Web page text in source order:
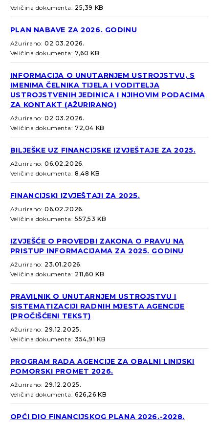
Veličina dokumenta: 25,39 KB
PLAN NABAVE ZA 2026. GODINU
Ažurirano:02.03.2026.
Veličina dokumenta:7,60 KB
INFORMACIJA O UNUTARNJEM USTROJSTVU, S
IMENIMA ČELNIKA TIJELA I VODITELJA
USTROJSTVENIH JEDINICA I NJIHOVIM PODACIMA
ZA KONTAKT (AŽURIRANO)
Ažurirano:02.03.2026.
Veličina dokumenta:72,04 KB
BILJEŠKE UZ FINANCIJSKE IZVJEŠTAJE ZA 2025.
Ažurirano:06.02.2026.
Veličina dokumenta:8,48 KB
FINANCIJSKI IZVJEŠTAJI ZA 2025.
Ažurirano:06.02.2026.
Veličina dokumenta:557,53 KB
IZVJEŠĆE O PROVEDBI ZAKONA O PRAVU NA
PRISTUP INFORMACIJAMA ZA 2025. GODINU
Ažurirano: 23.01.2026.
Veličina dokumenta: 211,60 KB
PRAVILNIK O UNUTARNJEM USTROJSTVU I
SISTEMATIZACIJI RADNIH MJESTA AGENCIJE
(PROČIŠĆENI TEKST)
Ažurirano: 29.12.2025.
Veličina dokumenta:354,91 KB
PROGRAM RADA AGENCIJE ZA OBALNI LINIJSKI
POMORSKI PROMET 2026.
Ažurirano: 29.12.2025.
Veličina dokumenta:626,26 KB
OPĆI DIO FINANCIJSKOG PLANA 2026.-2028.